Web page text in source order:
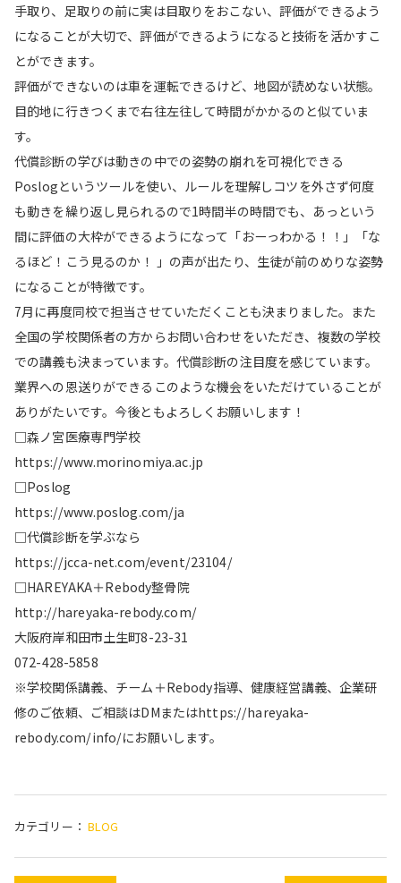
手取り、足取りの前に実は目取りをおこない、評価ができるよう
になることが大切で、評価ができるようになると技術を活かすこ
とができます。
評価ができないのは車を運転できるけど、地図が読めない状態。
目的地に行きつくまで右往左往して時間がかかるのと似ていま
す。
代償診断の学びは動きの中での姿勢の崩れを可視化できる
Poslogというツールを使い、ルールを理解しコツを外さず何度
も動きを繰り返し見られるので1時間半の時間でも、あっという
間に評価の大枠ができるようになって「おーっわかる！！」「な
るほど！こう見るのか！ 」の声が出たり、生徒が前のめりな姿勢
になることが特徴です。
7月に再度同校で担当させていただくことも決まりました。また
全国の学校関係者の方からお問い合わせをいただき、複数の学校
での講義も決まっています。代償診断の注目度を感じています。
業界への恩送りができるこのような機会をいただけていることが
ありがたいです。今後ともよろしくお願いします！
□森ノ宮医療専門学校
https://www.morinomiya.ac.jp
□Poslog
https://www.poslog.com/ja
□代償診断を学ぶなら
https://jcca-net.com/event/23104/
□HAREYAKA＋Rebody整骨院
http://hareyaka-rebody.com/
大阪府岸和田市土生町8-23-31
072-428-5858
※学校関係講義、チーム＋Rebody指導、健康経営講義、企業研
修のご依頼、ご相談はDMまたはhttps://hareyaka-
rebody.com/info/にお願いします。
カテゴリー： BLOG